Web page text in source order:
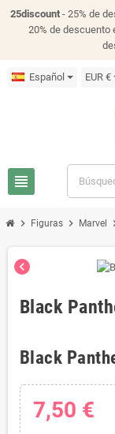
25discount- 25% de
20% de descuento
Español EUR €
view_headline
chevron_right Figuras chevron_right Marvel
chevron_left
Black
Black
7,50 €